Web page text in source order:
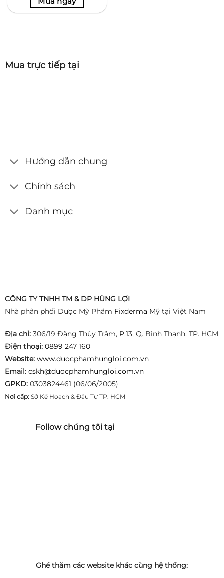
Mua trực tiếp tại
Hướng dẫn chung
Chính sách
Danh mục
CÔNG TY TNHH TM & DP HÙNG LỢI
Nhà phân phối Dược Mỹ Phẩm Fixderma Mỹ tại Việt Nam
Địa chỉ:306/19 Đặng Thùy Trâm, P.13, Q. Bình Thạnh, TP. HCM
Điện thoại: 0899 247 160
Website: www.duocphamhungloi.com.vn
Email: cskh@duocphamhungloi.com.vn
GPKD:0303824461 (06/06/2005)
Nơi cấp:Sở Kế Hoạch & Đầu Tư TP. HCM
Follow chúng tôi tại
Ghé thăm các website khác cùng hệ thống: